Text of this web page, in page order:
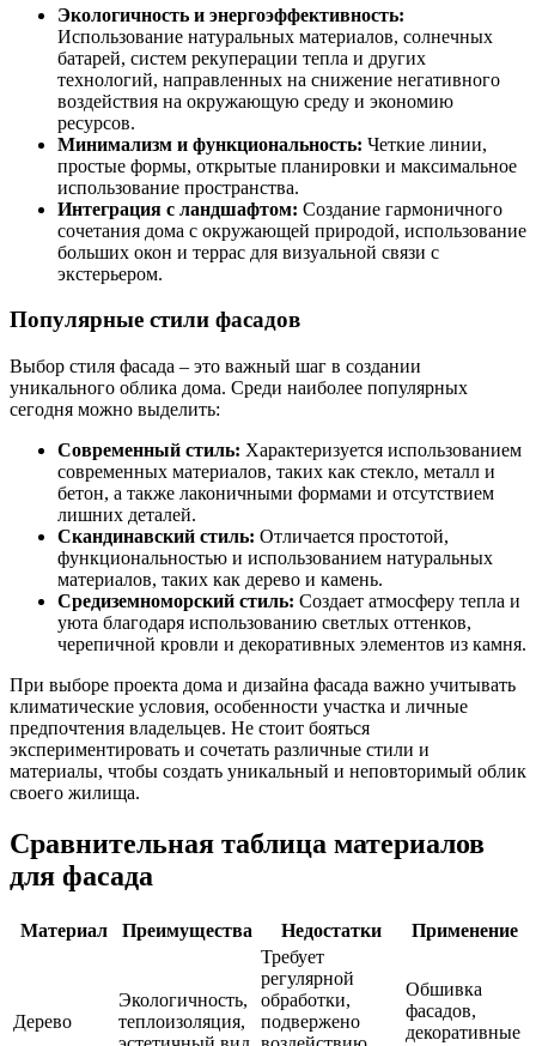
Экологичность и энергоэффективность:
Использование натуральных материалов, солнечных
батарей, систем рекуперации тепла и других
технологий, направленных на снижение негативного
воздействия на окружающую среду и экономию
ресурсов.
Минимализм и функциональность: Четкие линии,
простые формы, открытые планировки и максимальное
использование пространства.
Интеграция с ландшафтом: Создание гармоничного
сочетания дома с окружающей природой, использование
больших окон и террас для визуальной связи с
экстерьером.
Популярные стили фасадов
Выбор стиля фасада – это важный шаг в создании
уникального облика дома. Среди наиболее популярных
сегодня можно выделить:
Современный стиль: Характеризуется использованием
современных материалов, таких как стекло, металл и
бетон, а также лаконичными формами и отсутствием
лишних деталей.
Скандинавский стиль: Отличается простотой,
функциональностью и использованием натуральных
материалов, таких как дерево и камень.
Средиземноморский стиль: Создает атмосферу тепла и
уюта благодаря использованию светлых оттенков,
черепичной кровли и декоративных элементов из камня.
При выборе проекта дома и дизайна фасада важно учитывать
климатические условия, особенности участка и личные
предпочтения владельцев. Не стоит бояться
экспериментировать и сочетать различные стили и
материалы, чтобы создать уникальный и неповторимый облик
своего жилища.
Сравнительная таблица материалов
для фасада
Материал Преимущества Недостатки Применение
Дерево
Экологичность,
теплоизоляция,
Требует
регулярной
обработки,
подвержено
Обшивка
фасадов,
декоративные